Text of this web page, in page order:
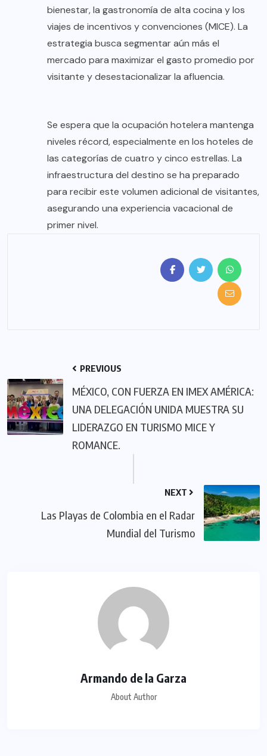
bienestar, la gastronomía de alta cocina y los
viajes de incentivos y convenciones (MICE). La
estrategia busca segmentar aún más el
mercado para maximizar el gasto promedio por
visitante y desestacionalizar la afluencia.
Se espera que la ocupación hotelera mantenga
niveles récord, especialmente en los hoteles de
las categorías de cuatro y cinco estrellas. La
infraestructura del destino se ha preparado
para recibir este volumen adicional de visitantes,
asegurando una experiencia vacacional de
primer nivel.
PREVIOUS
MÉXICO, CON FUERZA EN IMEX AMÉRICA:
UNA DELEGACIÓN UNIDA MUESTRA SU
LIDERAZGO EN TURISMO MICE Y
ROMANCE.
NEXT
Las Playas de Colombia en el Radar
Mundial del Turismo
Armando de la Garza
About Author